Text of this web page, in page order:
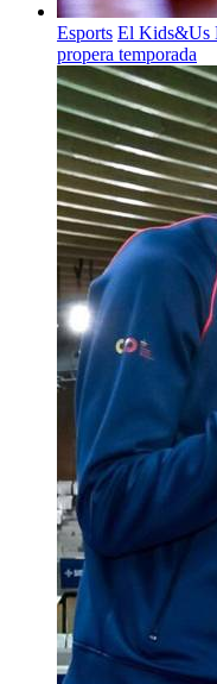
Esports El Kids&Us
propera temporada